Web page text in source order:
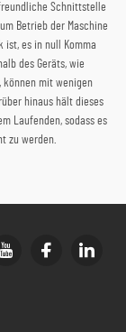
Schnittstelle
Betrieb der Maschine
ist, es in null Komma
des Geräts, wie
können mit wenigen
hinaus hält dieses
Laufenden, sodass es
zu werden.